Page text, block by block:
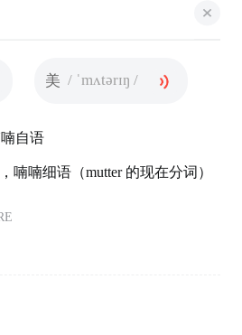
美 / ˈmʌtərɪŋ /
自语
喃喃细语（mutter 的现在分词）